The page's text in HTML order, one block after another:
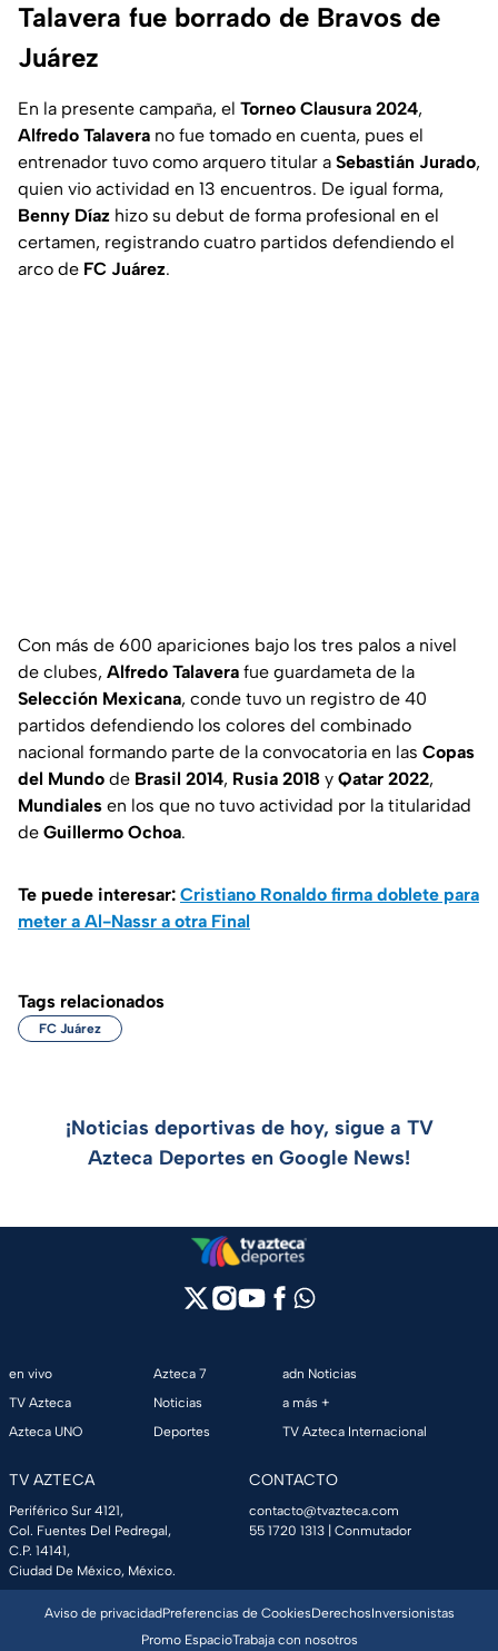
Talavera fue borrado de Bravos de
Juárez
En la presente campaña, el Torneo Clausura 2024,
Alfredo Talavera no fue tomado en cuenta, pues el
entrenador tuvo como arquero titular a Sebastián Jurado,
quien vio actividad en 13 encuentros. De igual forma,
Benny Díaz hizo su debut de forma profesional en el
certamen, registrando cuatro partidos defendiendo el
arco de FC Juárez.
Con más de 600 apariciones bajo los tres palos a nivel
de clubes, Alfredo Talavera fue guardameta de la
Selección Mexicana, conde tuvo un registro de 40
partidos defendiendo los colores del combinado
nacional formando parte de la convocatoria en las Copas
del Mundo de Brasil 2014, Rusia 2018 y Qatar 2022,
Mundiales en los que no tuvo actividad por la titularidad
de Guillermo Ochoa.
Te puede interesar: Cristiano Ronaldo firma doblete para
meter a Al-Nassr a otra Final
Tags relacionados
FC Juárez
¡Noticias deportivas de hoy, sigue a TV
Azteca Deportes en Google News!
en vivo
TV Azteca
Azteca UNO
Azteca 7
Noticias
Deportes
adn Noticias
a más +
TV Azteca Internacional
TV AZTECA
Periférico Sur 4121,
Col. Fuentes Del Pedregal,
C.P. 14141,
Ciudad De México, México.
CONTACTO
contacto@tvazteca.com
55 1720 1313 | Conmutador
Aviso de privacidadPreferencias de CookiesDerechosInversionistas
Promo EspacioTrabaja con nosotros